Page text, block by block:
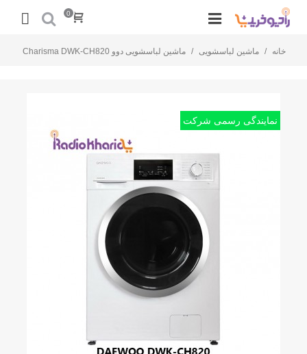
0
خانه / ماشین لباسشویی / ماشین لباسشویی دوو Charisma DWK-CH820
نمایندگی رسمی شرکت